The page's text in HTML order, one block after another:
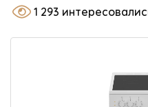
Варочные панели
1 293